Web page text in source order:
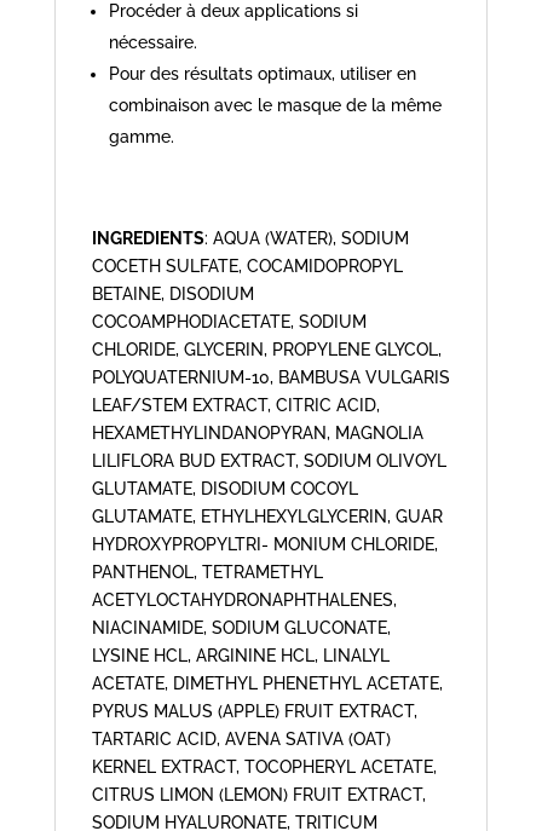
Procéder à deux applications si
nécessaire.
Pour des résultats optimaux, utiliser en
combinaison avec le masque de la même
gamme.
INGREDIENTS: AQUA (WATER), SODIUM
COCETH SULFATE, COCAMIDOPROPYL
BETAINE, DISODIUM
COCOAMPHODIACETATE, SODIUM
CHLORIDE, GLYCERIN, PROPYLENE GLYCOL,
POLYQUATERNIUM-10, BAMBUSA VULGARIS
LEAF/STEM EXTRACT, CITRIC ACID,
HEXAMETHYLINDANOPYRAN, MAGNOLIA
LILIFLORA BUD EXTRACT, SODIUM OLIVOYL
GLUTAMATE, DISODIUM COCOYL
GLUTAMATE, ETHYLHEXYLGLYCERIN, GUAR
HYDROXYPROPYLTRI- MONIUM CHLORIDE,
PANTHENOL, TETRAMETHYL
ACETYLOCTAHYDRONAPHTHALENES,
NIACINAMIDE, SODIUM GLUCONATE,
LYSINE HCL, ARGININE HCL, LINALYL
ACETATE, DIMETHYL PHENETHYL ACETATE,
PYRUS MALUS (APPLE) FRUIT EXTRACT,
TARTARIC ACID, AVENA SATIVA (OAT)
KERNEL EXTRACT, TOCOPHERYL ACETATE,
CITRUS LIMON (LEMON) FRUIT EXTRACT,
SODIUM HYALURONATE, TRITICUM